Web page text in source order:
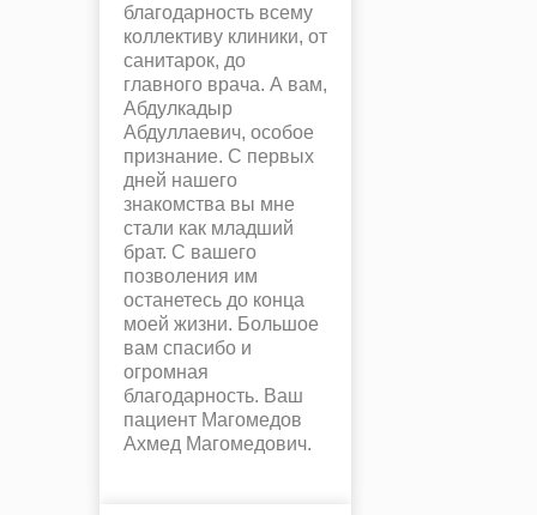
благодарность всему
коллективу клиники, от
санитарок, до
главного врача. А вам,
Абдулкадыр
Абдуллаевич, особое
признание. С первых
дней нашего
знакомства вы мне
стали как младший
брат. С вашего
позволения им
останетесь до конца
моей жизни. Большое
вам спасибо и
огромная
благодарность. Ваш
пациент Магомедов
Ахмед Магомедович.